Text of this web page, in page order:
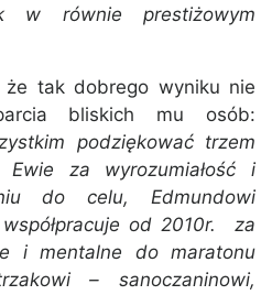
w równie prestiżowym
że tak dobrego wyniku nie
bliskich mu osób:
podziękować trzem
za wyrozumiałość i
do celu, Edmundowi
od 2010r. za
i mentalne do maratonu
– sanoczaninowi,